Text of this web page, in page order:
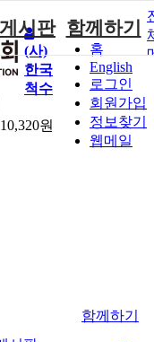
홈
English
로그인
회원가입
정보찾기
웹메일
원
(사)
한국
척수
게시판
공지사항
직업재활
협회소식
함께하기
후원안내
회원가입안내
자원봉사안내
함께하기